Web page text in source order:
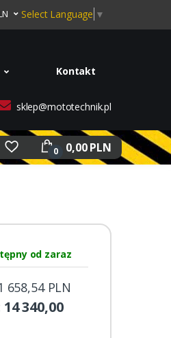
Select Language ▼
Kontakt
sklep@mototechnik.pl
0 0,00 PLN
od zaraz
658,54 PLN
340,00